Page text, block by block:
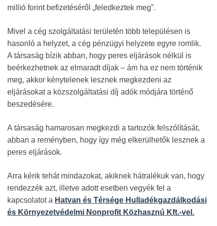
millió forint befizetéséről „feledkeztek meg”.
Mivel a cég szolgáltatási területén több településen is
hasonló a helyzet, a cég pénzügyi helyzete egyre romlik.
A társaság bízik abban, hogy peres eljárások nélkül is
beérkezhetnek az elmaradt díjak – ám ha ez nem történik
meg, akkor kénytelenek lesznek megkezdeni az
eljárásokat a közszolgáltatási díj adók módjára történő
beszedésére.
A társaság hamarosan megkezdi a tartozók felszólítását,
abban a reményben, hogy így még elkerülhetők lesznek a
peres eljárások.
Arra kérik tehát mindazokat, akiknek hátralékuk van, hogy
rendezzék azt, illetve adott esetben vegyék fel a
kapcsolatot a Hatvan és Térsége Hulladékgazdálkodási
és Környezetvédelmi Nonprofit Közhasznú Kft.-vel.